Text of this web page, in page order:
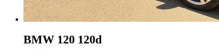
BMW 120 120d